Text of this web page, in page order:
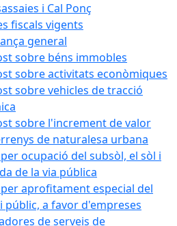
i Cal Ponç
fiscals vigents
general
sobre béns immobles
sobre activitats econòmiques
sobre vehicles de tracció
sobre l'increment de valor
de naturalesa urbana
per ocupació del subsòl, el sòl i
de la via pública
per aprofitament especial del
públic, a favor d'empreses
de serveis de